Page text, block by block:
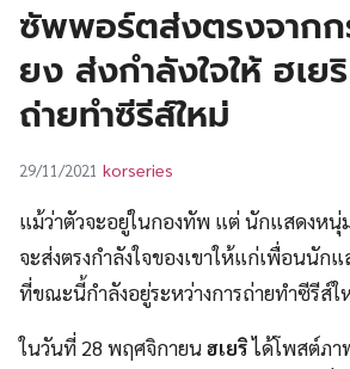
ซัพพอร์ตส่งตรงจากก
ยง ส่งกำลังใจให้ ฮเย
ถ่ายทำซีรีส์ใหม่
29/11/2021 korseries
แม้ว่าตัวจะอยู่ในกองทัพ แต่ นักแสดงหนุ่
จะส่งตรงกำลังใจของเขาให้แก่เพื่อนนักแ
ที่ขณะนี้กำลังอยู่ระหว่างการถ่ายทำซีรีส์ใ
ในวันที่ 28 พฤศจิกายนฮเยริได้โพสต์ภา